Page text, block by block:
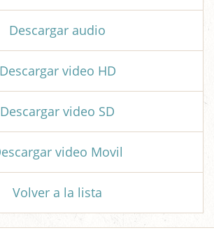
Descargar audio
Descargar video HD
Descargar video SD
video Movil
Volver a la lista